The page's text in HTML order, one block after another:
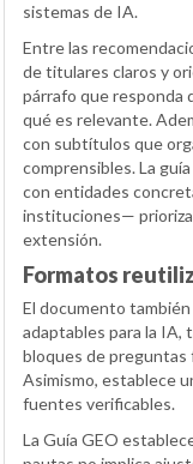
sistemas de IA.
Entre las
de titulares claros y
párrafo que responda
qué es relevante.
con subtítulos que
comprensibles. La
con entidades
instituciones—
extensión.
Formatos
El documento
adaptables para la IA,
bloques de preguntas
Asimismo, establece
fuentes verificables.
La Guía GEO